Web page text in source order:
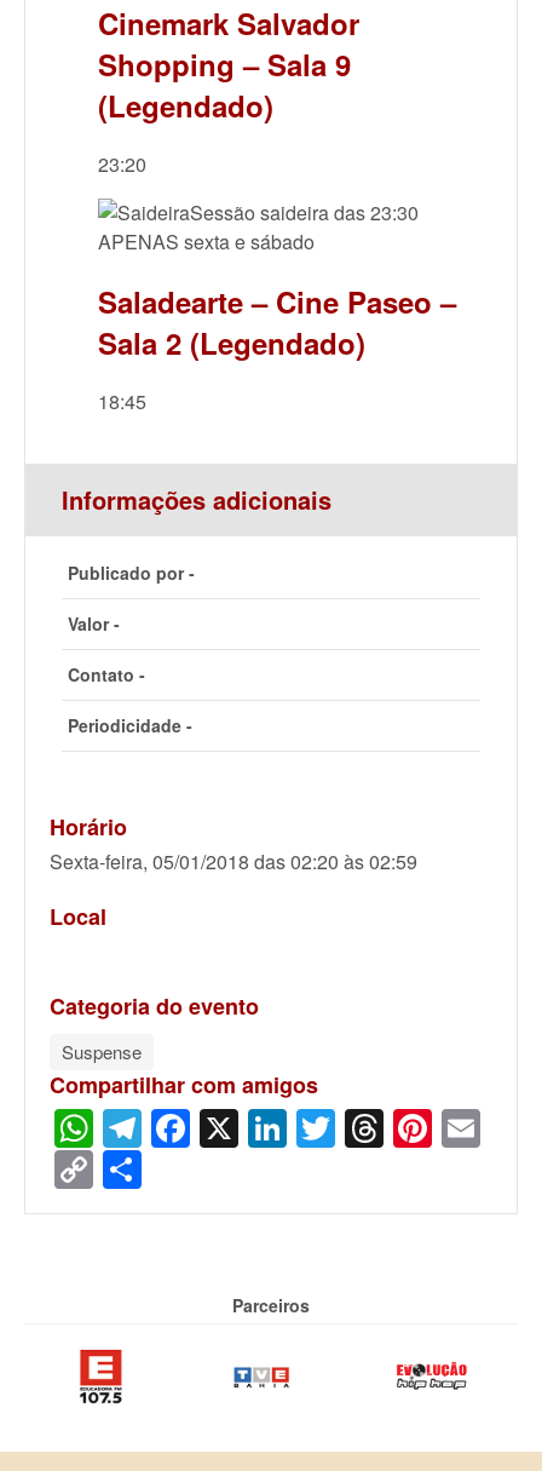
Cinemark Salvador
Shopping – Sala 9
(Legendado)
23:20
Sessão saideira das 23:30
APENAS sexta e sábado
Saladearte – Cine Paseo –
Sala 2 (Legendado)
18:45
Informações adicionais
Publicado por -
Valor -
Contato -
Periodicidade -
Horário
Sexta-feira, 05/01/2018 das 02:20 às 02:59
Local
Categoria do evento
Suspense
Compartilhar com amigos
WhatsApp
Telegram
Facebook
X LinkedIn
Twitter
Threads
Copy
Link
Parceiros